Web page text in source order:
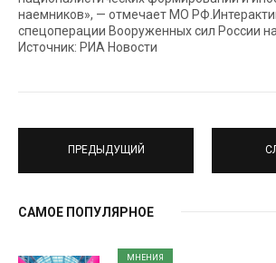
наемников», — отмечает МО
спецоперации Вооруженных сил России
Источник: РИА Новости
ПРЕДЫДУЩИЙ
САМОЕ ПОПУЛЯРНОЕ
МНЕНИЯ